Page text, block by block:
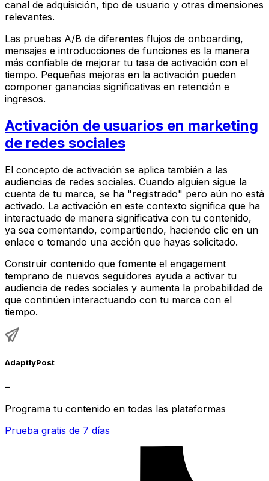
canal de adquisición, tipo de usuario y otras dimensiones
relevantes.
Las pruebas A/B de diferentes flujos de onboarding,
mensajes e introducciones de funciones es la manera
más confiable de mejorar tu tasa de activación con el
tiempo. Pequeñas mejoras en la activación pueden
componer ganancias significativas en retención e
ingresos.
Activación de usuarios en marketing
de redes sociales
El concepto de activación se aplica también a las
audiencias de redes sociales. Cuando alguien sigue la
cuenta de tu marca, se ha "registrado" pero aún no está
activado. La activación en este contexto significa que ha
interactuado de manera significativa con tu contenido,
ya sea comentando, compartiendo, haciendo clic en un
enlace o tomando una acción que hayas solicitado.
Construir contenido que fomente el engagement
temprano de nuevos seguidores ayuda a activar tu
audiencia de redes sociales y aumenta la probabilidad de
que continúen interactuando con tu marca con el
tiempo.
AdaptlyPost
–
Programa tu contenido en todas las plataformas
Prueba gratis de 7 días